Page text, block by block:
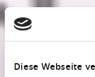
Diese Webseite